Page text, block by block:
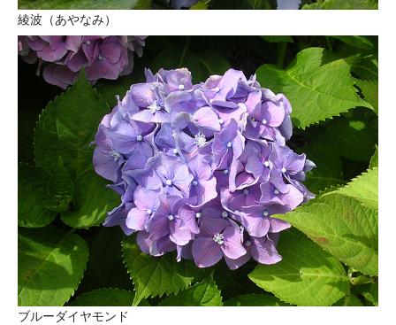
綾波（あやなみ）
ブルーダイヤモンド